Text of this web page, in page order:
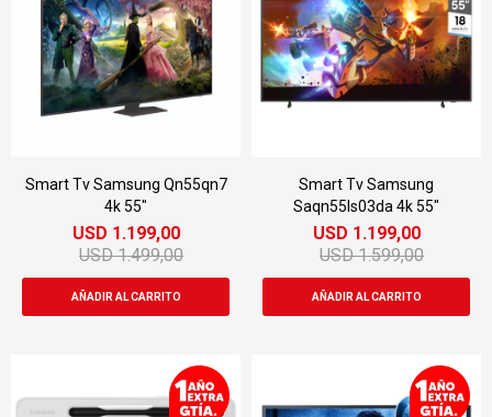
Smart Tv Samsung Qn55qn7
4k 55"
USD 1.199,00
USD 1.499,00
Smart Tv Samsung
Saqn55ls03da 4k 55"
USD 1.199,00
USD 1.599,00